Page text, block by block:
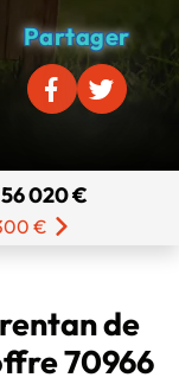
Partager
020 €
€
de
70966